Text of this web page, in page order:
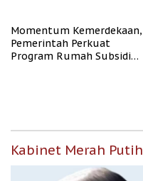
Momentum Kemerdekaan,
Pemerintah Perkuat
Program Rumah Subsidi
Kabinet Merah Putih